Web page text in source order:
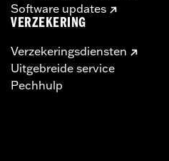
Software updates
VERZEKERING
Verzekeringsdiensten
Uitgebreide service
Pechhulp